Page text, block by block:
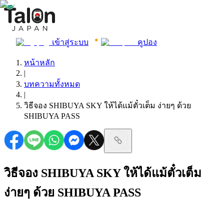
เข้าสู่ระบบ คูปอง
หน้าหลัก
|
บทความทั้งหมด
|
วิธีจอง SHIBUYA SKY ให้ได้แม้ตั๋วเต็ม ง่ายๆ ด้วย
SHIBUYA PASS
วิธีจอง SHIBUYA SKY ให้ได้แม้ตั๋วเต็ม
ง่ายๆ ด้วย SHIBUYA PASS